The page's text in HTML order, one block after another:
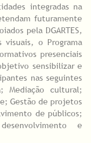
integradas na
futuramente
pela DGARTES,
visuais, o Programa
presenciais
sensibilizar e
nas seguintes
Mediação cultural;
Gestão de projetos
de públicos;
e